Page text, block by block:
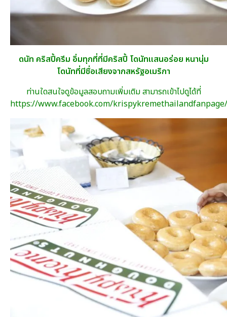
ดนัท คริสปี้ครีม อิ่มทุกที่ที่มีคริสปี้ โดนัทแสนอร่อย หนานุ่ม
โดนัทที่มีชื่อเสียงจากสหรัฐอเมริกา
ท่านใดสนใจดูข้อมูลสอบถามเพิ่มเติม สามารถเข้าไปดูได้ที่
https://www.facebook.com/krispykremethailandfanpage/